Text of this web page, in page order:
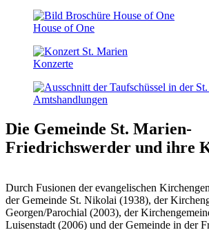
House of One
Konzerte
Amts­handlungen
Die Gemeinde St. Marien-
Friedrichswerder und ihre
Durch Fusionen der evangelischen
der Gemeinde St. Nikolai (1938), der
Georgen/Parochial (2003), der
Luisenstadt (2006) und der Gemeinde in der